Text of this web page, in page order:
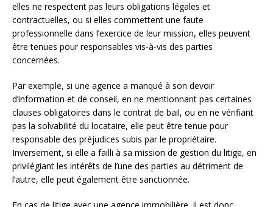
elles ne respectent pas leurs obligations légales et
contractuelles, ou si elles commettent une faute
professionnelle dans l’exercice de leur mission, elles peuvent
être tenues pour responsables vis-à-vis des parties
concernées.
Par exemple, si une agence a manqué à son devoir
d’information et de conseil, en ne mentionnant pas certaines
clauses obligatoires dans le contrat de bail, ou en ne vérifiant
pas la solvabilité du locataire, elle peut être tenue pour
responsable des préjudices subis par le propriétaire.
Inversement, si elle a failli à sa mission de gestion du litige, en
privilégiant les intérêts de l’une des parties au détriment de
l’autre, elle peut également être sanctionnée.